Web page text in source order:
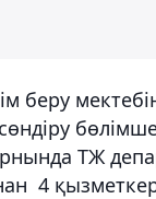
беру
ТЖ
4